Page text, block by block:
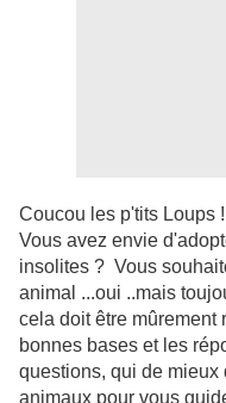
Coucou les p'tits Loups !
Vous avez envie
insolites ? Vous
animal ...oui ..mais
cela doit être mûrement
bonnes bases et les
questions, qui de
animaux pour vous